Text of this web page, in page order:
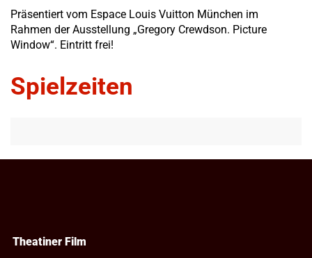
Präsentiert vom Espace Louis Vuitton München im
Rahmen der Ausstellung „Gregory Crewdson. Picture
Window“. Eintritt frei!
Spielzeiten
Theatiner Film